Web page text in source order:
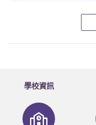
學校資訊